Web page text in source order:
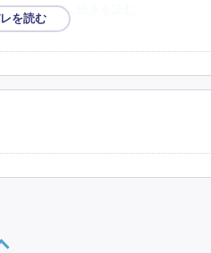
にまったく …続きを読む